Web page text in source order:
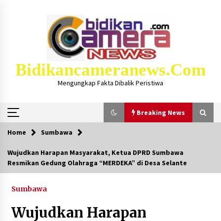
Bidikancameranews.com
Mengungkap Fakta Dibalik Peristiwa
Breaking News
Breaking News
Iklan Layanan KSB MAJU LUAR BIASA, Hukum
Kejaksaan KSB Mulai Lidik Mafia Tanah Desa
Home Sumbawa
Wujudkan Harapan Masyarakat, Ketua DPRD Sumbawa
Resmikan Gedung Olahraga “MERDEKA” di Desa Selante
Sumbawa
Wujudkan Harapan